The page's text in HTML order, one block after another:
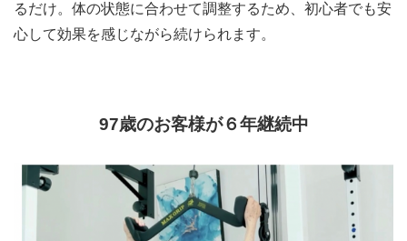
るだけ。体の状態に合わせて調整するため、初心者でも安
心して効果を感じながら続けられます。
97歳のお客様が６年継続中